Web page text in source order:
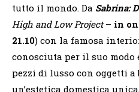
tutto il mondo. Da Sabrina:
High and Low Project– in
21.10) con la famosa
conosciuta per il suo modo
pezzi di lusso con oggetti a
un’estetica domestica